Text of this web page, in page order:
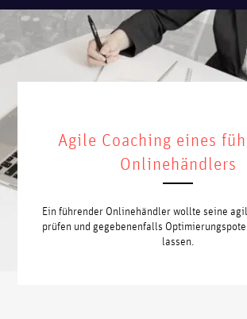
Agile Coaching eines
Onlinehändlers
Ein führender Onlinehändler wollte seine
prüfen und gegebenenfalls
lassen.